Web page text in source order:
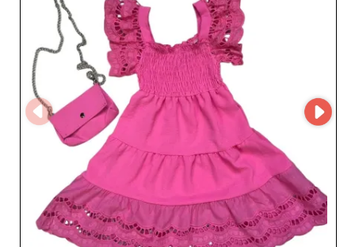
comunicação fluida e personalizada com o fornecedor.
Escolher o Słoń é optar por um parceiro fiável e atento,
reconhecido pelo serviço ao cliente rápido e pela
capacidade de compreender as necessidades dos
retalhistas. Graças ao seu know-how e ao compromisso
com a qualidade, o Słoń impõe-se como um aliado
indispensável para as lojas especializadas em moda
infantil. Ofereça aos seus clientes roupas infantis
funcionais, modernas e confortáveis, e deixe que o Słoń
contribua para o sucesso do seu negócio com coleções
cuidadas e intemporais.